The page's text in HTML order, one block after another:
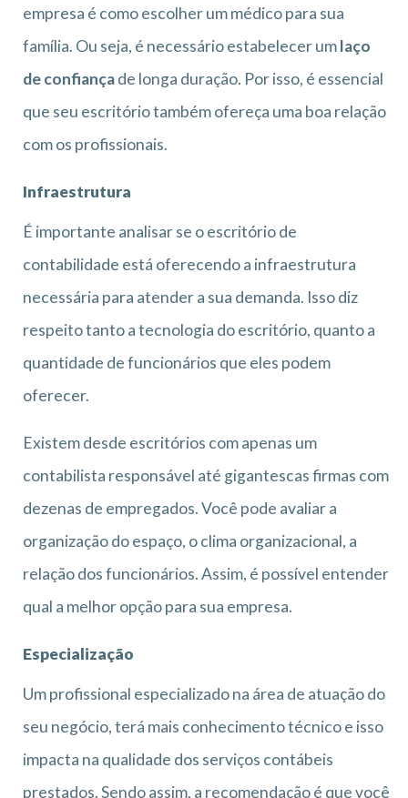
empresa é como escolher um médico para sua
família. Ou seja, é necessário estabelecer umlaço
de confiançade longa duração. Por isso, é essencial
que seu escritório também ofereça uma boa relação
com os profissionais.
Infraestrutura
É importante analisar se o escritório de
contabilidade está oferecendo a infraestrutura
necessária para atender a sua demanda. Isso diz
respeito tanto a tecnologia do escritório, quanto a
quantidade de funcionários que eles podem
oferecer.
Existem desde escritórios com apenas um
contabilista responsável até gigantescas firmas com
dezenas de empregados. Você pode avaliar a
organização do espaço, o clima organizacional, a
relação dos funcionários. Assim, é possível entender
qual a melhor opção para sua empresa.
Especialização
Um profissional especializado na área de atuação do
seu negócio, terá mais conhecimento técnico e isso
impacta na qualidade dos serviços contábeis
prestados. Sendo assim, a recomendação é que você